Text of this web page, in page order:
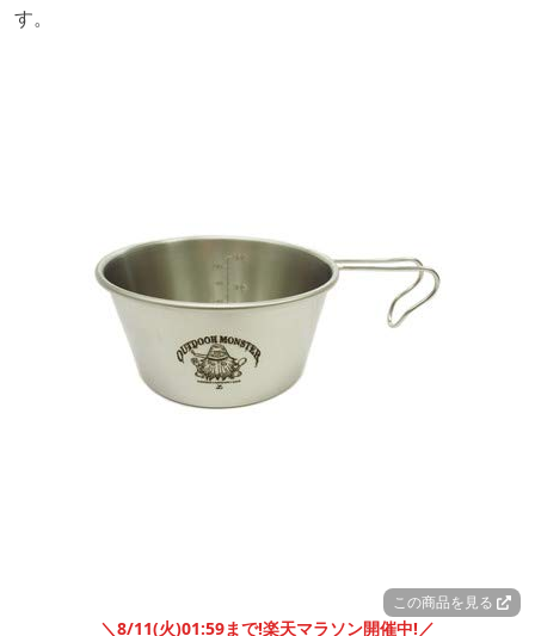
す。
この商品を見る
＼8/11(火)01:59まで!楽天マラソン開催中!／